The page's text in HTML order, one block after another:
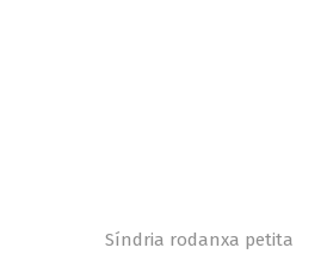
Síndria rodanxa petita